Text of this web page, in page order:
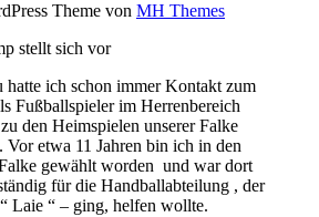
Theme von MH Themes
stellt sich vor
hatte ich schon immer Kontakt zum
Fußballspieler im Herrenbereich
den Heimspielen unserer Falke
Vor etwa 11 Jahren bin ich in den
gewählt worden und war dort
für die Handballabteilung , der
Laie “ – ging, helfen wollte.